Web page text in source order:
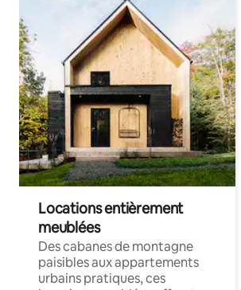
Locations entièrement
meublées
Des cabanes de montagne
paisibles aux appartements
urbains pratiques, ces